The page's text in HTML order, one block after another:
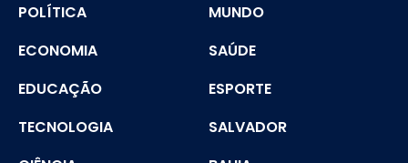
POLÍTICA
MUNDO
ECONOMIA
SAÚDE
EDUCAÇÃO
ESPORTE
TECNOLOGIA
SALVADOR